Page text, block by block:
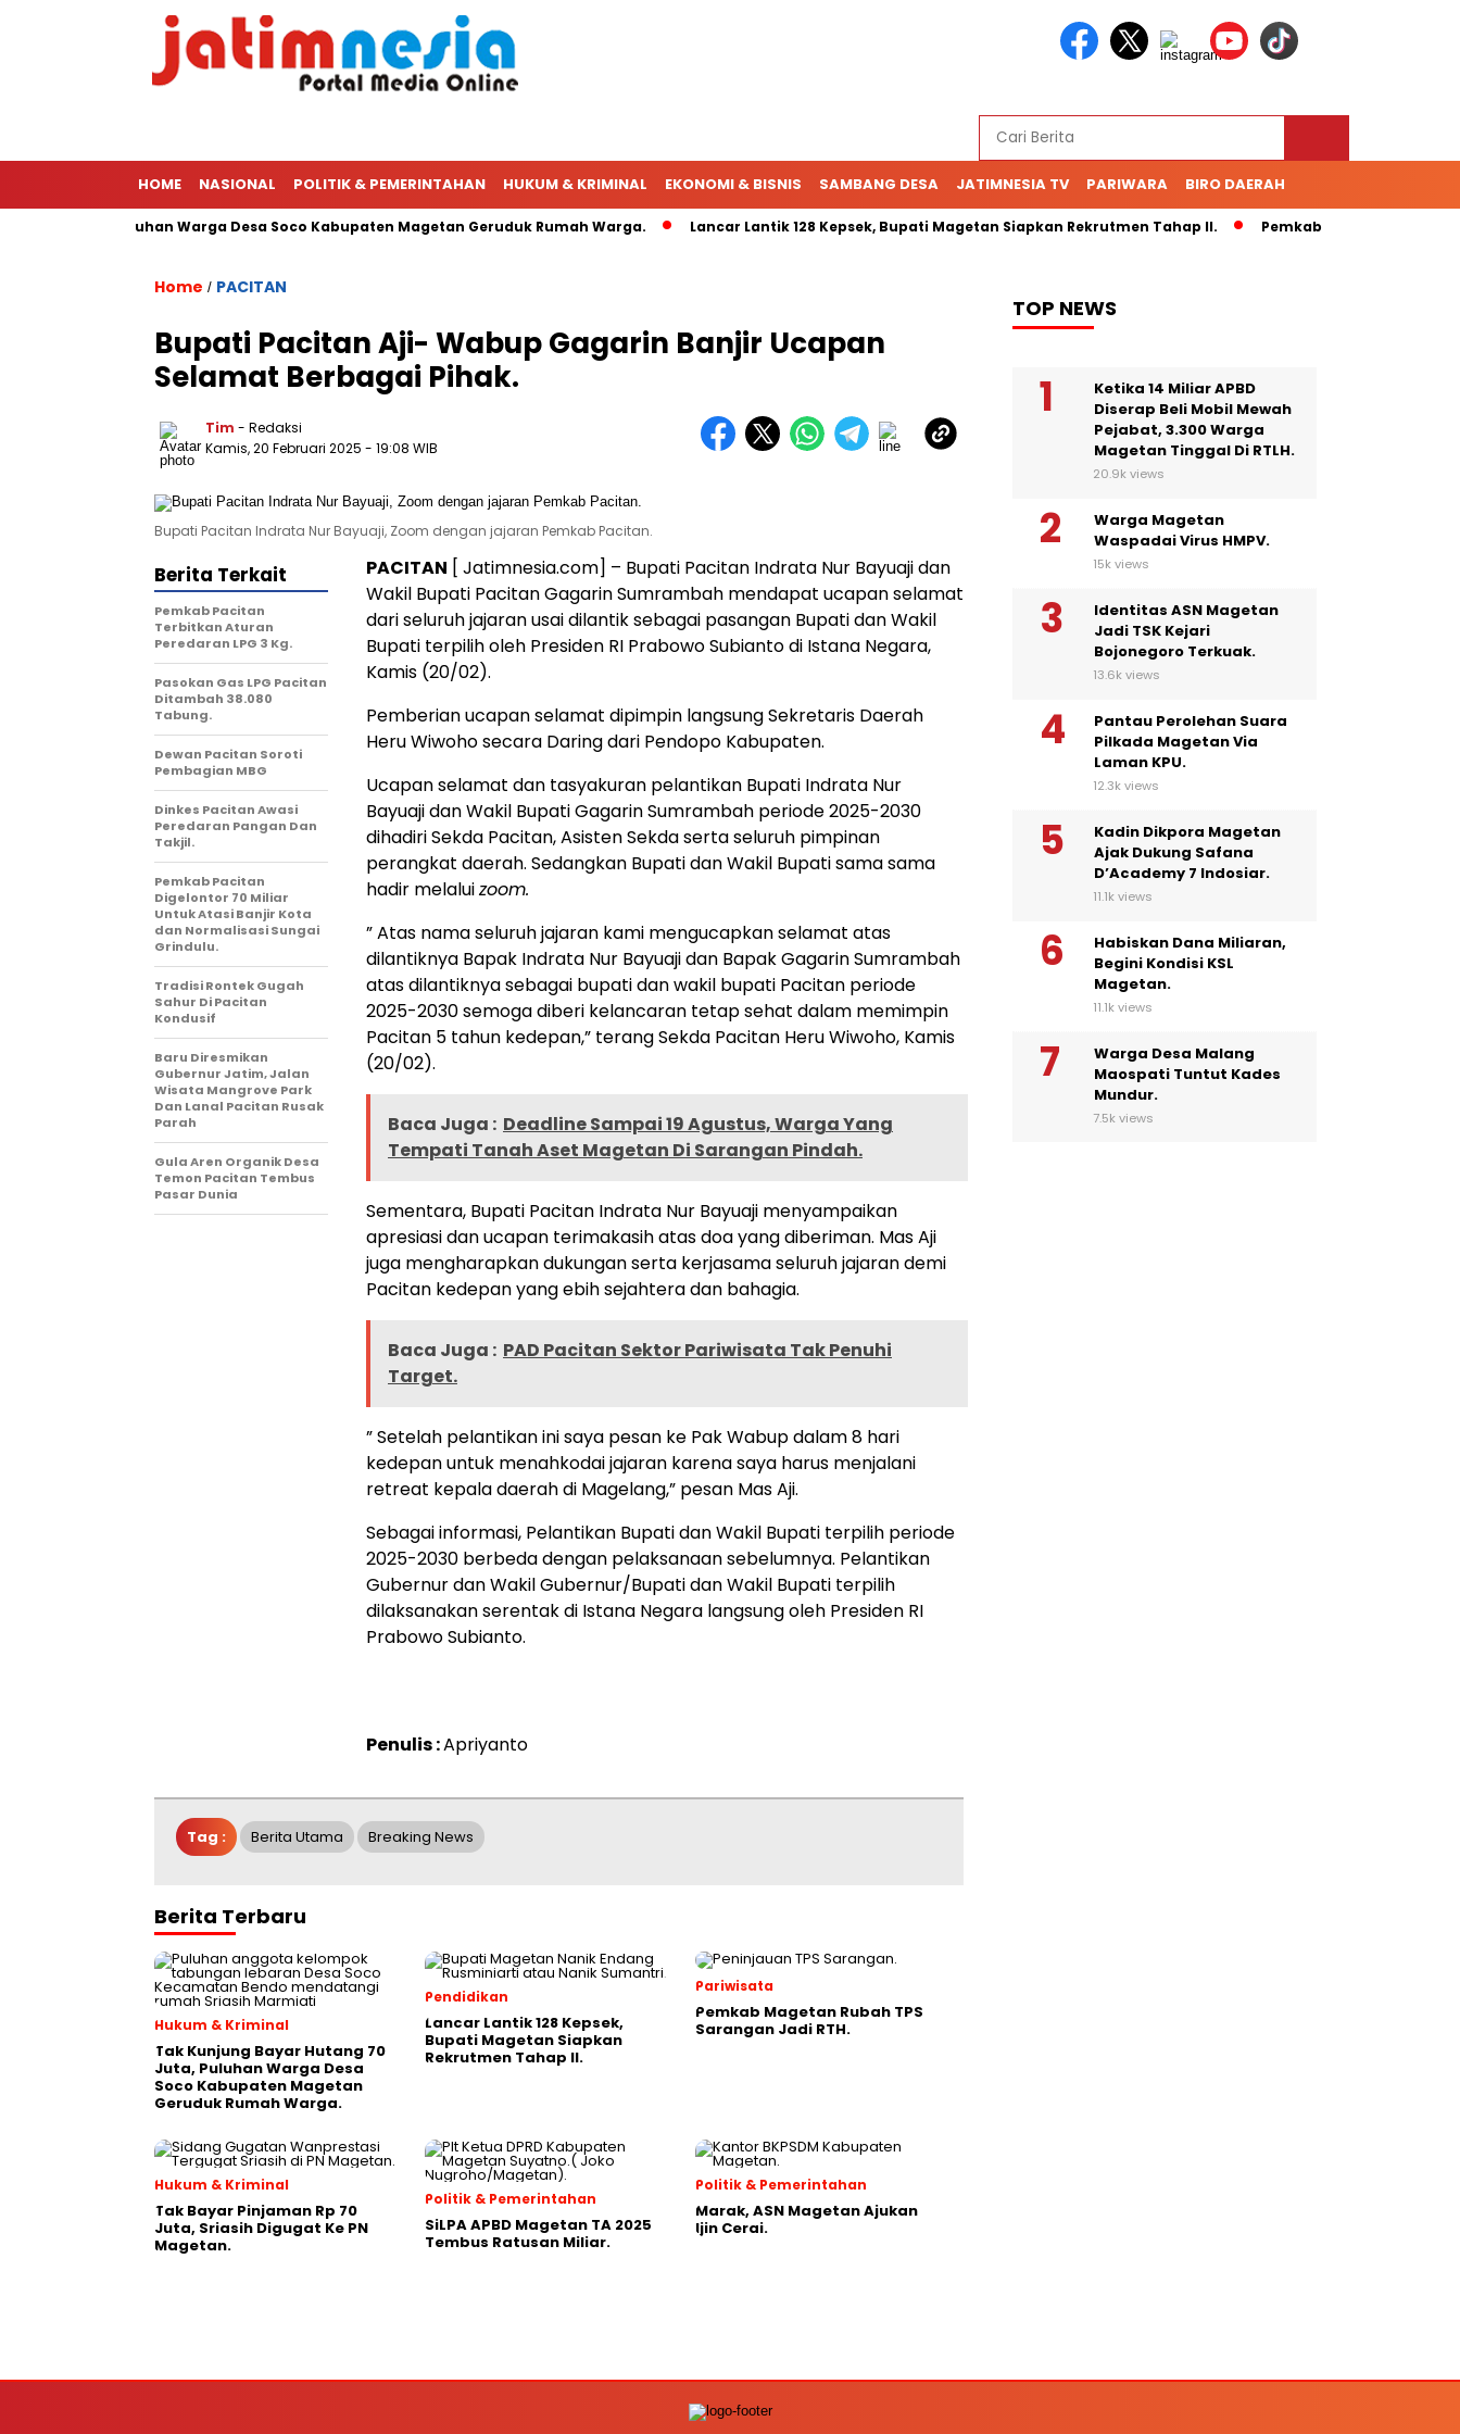
HOME NASIONAL POLITIK & PEMERINTAHAN HUKUM & KRIMINAL EKONOMI & BISNIS SAMBANG DESA JATIMNESIA TV PARIWARA BIRO DAERAH
70 Juta, Puluhan Warga Desa Soco Kabupaten Magetan Geruduk Rumah Warga. Lancar Lantik 128 Kepsek, Bupati Magetan Siapkan Rekrutmen Tahap II. Pemkab Magetan Rubah TPS
Home / PACITAN
Bupati Pacitan Aji- Wabup Gagarin Banjir Ucapan
Selamat Berbagai Pihak.
Tim - Redaksi
Kamis, 20 Februari 2025 - 19:08 WIB
Bupati Pacitan Indrata Nur Bayuaji, Zoom dengan jajaran Pemkab Pacitan.
PACITAN [ Jatimnesia.com] – Bupati Pacitan Indrata Nur Bayuaji dan
Wakil Bupati Pacitan Gagarin Sumrambah mendapat ucapan selamat
dari seluruh jajaran usai dilantik sebagai pasangan Bupati dan Wakil
Bupati terpilih oleh Presiden RI Prabowo Subianto di Istana Negara,
Kamis (20/02).
Pemberian ucapan selamat dipimpin langsung Sekretaris Daerah
Heru Wiwoho secara Daring dari Pendopo Kabupaten.
Ucapan selamat dan tasyakuran pelantikan Bupati Indrata Nur
Bayuaji dan Wakil Bupati Gagarin Sumrambah periode 2025-2030
dihadiri Sekda Pacitan, Asisten Sekda serta seluruh pimpinan
perangkat daerah. Sedangkan Bupati dan Wakil Bupati sama sama
hadir melaluizoom.
” Atas nama seluruh jajaran kami mengucapkan selamat atas
dilantiknya Bapak Indrata Nur Bayuaji dan Bapak Gagarin Sumrambah
atas dilantiknya sebagai bupati dan wakil bupati Pacitan periode
2025-2030 semoga diberi kelancaran tetap sehat dalam memimpin
Pacitan 5 tahun kedepan,” terang Sekda Pacitan Heru Wiwoho, Kamis
(20/02).
Baca Juga : Deadline Sampai 19 Agustus, Warga Yang
Tempati Tanah Aset Magetan Di Sarangan Pindah.
Sementara, Bupati Pacitan Indrata Nur Bayuaji menyampaikan
apresiasi dan ucapan terimakasih atas doa yang diberiman. Mas Aji
juga mengharapkan dukungan serta kerjasama seluruh jajaran demi
Pacitan kedepan yang ebih sejahtera dan bahagia.
Baca Juga : PAD Pacitan Sektor Pariwisata Tak Penuhi
Target.
” Setelah pelantikan ini saya pesan ke Pak Wabup dalam 8 hari
kedepan untuk menahkodai jajaran karena saya harus menjalani
retreat kepala daerah di Magelang,” pesan Mas Aji.
Sebagai informasi, Pelantikan Bupati dan Wakil Bupati terpilih periode
2025-2030 berbeda dengan pelaksanaan sebelumnya. Pelantikan
Gubernur dan Wakil Gubernur/Bupati dan Wakil Bupati terpilih
dilaksanakan serentak di Istana Negara langsung oleh Presiden RI
Prabowo Subianto.
Penulis :Apriyanto
Berita Terkait
Pemkab Pacitan
Terbitkan Aturan
Peredaran LPG 3 Kg.
Pasokan Gas LPG Pacitan
Ditambah 38.080
Tabung.
Dewan Pacitan Soroti
Pembagian MBG
Dinkes Pacitan Awasi
Peredaran Pangan Dan
Takjil.
Pemkab Pacitan
Digelontor 70 Miliar
Untuk Atasi Banjir Kota
dan Normalisasi Sungai
Grindulu.
Tradisi Rontek Gugah
Sahur Di Pacitan
Kondusif
Baru Diresmikan
Gubernur Jatim, Jalan
Wisata Mangrove Park
Dan Lanal Pacitan Rusak
Parah
Gula Aren Organik Desa
Temon Pacitan Tembus
Pasar Dunia
Tag : Berita Utama Breaking News
Berita Terbaru
Hukum & Kriminal
Tak Kunjung Bayar Hutang 70
Juta, Puluhan Warga Desa
Soco Kabupaten Magetan
Geruduk Rumah Warga.
Pendidikan
Lancar Lantik 128 Kepsek,
Bupati Magetan Siapkan
Rekrutmen Tahap II.
Pariwisata
Pemkab Magetan Rubah TPS
Sarangan Jadi RTH.
Hukum & Kriminal
Tak Bayar Pinjaman Rp 70
Juta, Sriasih Digugat Ke PN
Magetan.
Politik & Pemerintahan
SiLPA APBD Magetan TA 2025
Tembus Ratusan Miliar.
Politik & Pemerintahan
Marak, ASN Magetan Ajukan
Ijin Cerai.
TOP NEWS
Ketika 14 Miliar APBD
Diserap Beli Mobil Mewah
Pejabat, 3.300 Warga
Magetan Tinggal Di RTLH.
20.9k views
Warga Magetan
Waspadai Virus HMPV.
15k views
Identitas ASN Magetan
Jadi TSK Kejari
Bojonegoro Terkuak.
13.6k views
Pantau Perolehan Suara
Pilkada Magetan Via
Laman KPU.
12.3k views
Kadin Dikpora Magetan
Ajak Dukung Safana
D’Academy 7 Indosiar.
11.1k views
Habiskan Dana Miliaran,
Begini Kondisi KSL
Magetan.
11.1k views
Warga Desa Malang
Maospati Tuntut Kades
Mundur.
7.5k views